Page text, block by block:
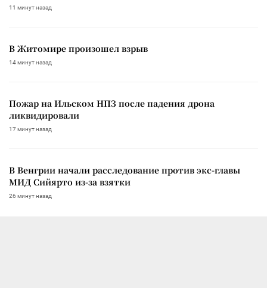
11 минут назад
В Житомире произошел взрыв
14 минут назад
Пожар на Ильском НПЗ после падения дрона
ликвидировали
17 минут назад
В Венгрии начали расследование против экс-главы
МИД Сийярто из-за взятки
26 минут назад